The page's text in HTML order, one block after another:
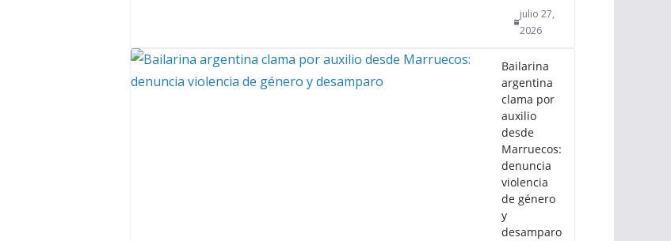
julio 27,
2026
Bailarina
argentina
clama por
auxilio
desde
Marruecos:
denuncia
violencia
de género
y
desamparo